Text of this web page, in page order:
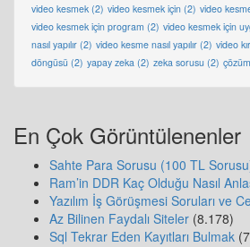
video kesmek (2) video kesmek için (2) video
video kesmek için program (2) video kesmek için
nasıl yapılır (2) video kesme nasıl yapılır (2) video
döngüsü (2) yapay zeka (2) zeka sorusu (2)
En Çok Görüntülenenler
Sahte Para Sorusu (100 TL
Ram’in DDR Kaç Olduğu Nasıl
Yazılım İş Görüşmesi Soruları ve
Az Bilinen Faydalı Siteler (8.178)
Sql Tekrar Eden Kayıtları Bulmak